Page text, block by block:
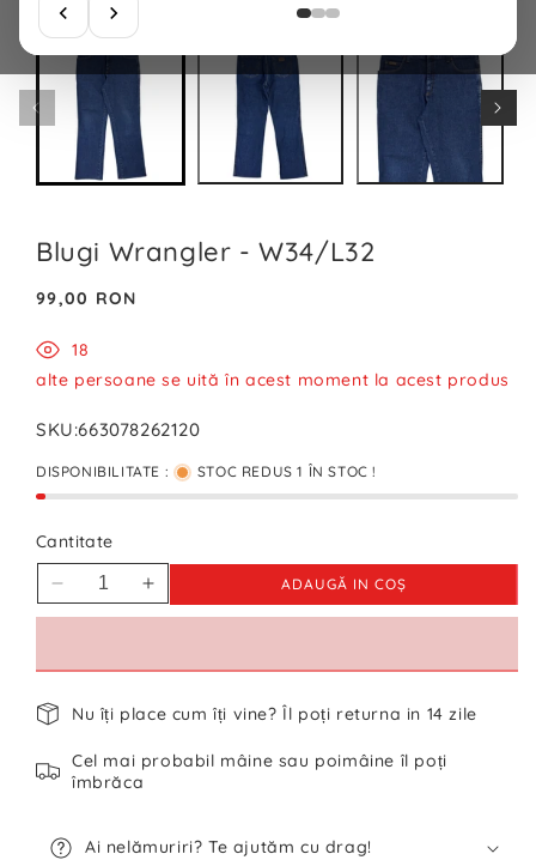
Blugi Wrangler - W34/L32
Preț
99,00 RON
18
alte persoane se uită în acest moment la acest produs
SKU:663078262120
DISPONIBILITATE : STOC REDUS 1 ÎN STOC !
Cantitate
Reduceți
cantitatea
Blugi
-
Creșteți
cantitatea
Blugi
-
ADAUGĂ IN COŞ
Nu îți place cum îți vine? Îl poți returna in 14 zile
Cel mai probabil mâine sau poimâine îl poți
îmbrăca
Ai nelămuriri? Te ajutăm cu drag!